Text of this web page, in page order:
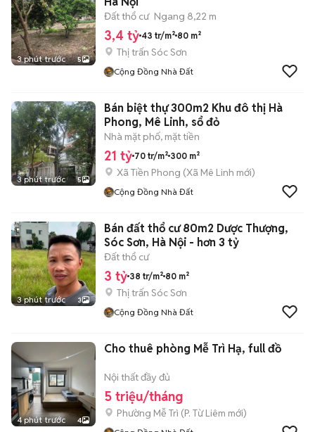
3 phút trước 5
Đất thổ cư Ngang 8,22 m
3,4 tỷ 43 tr/m² 80 m²
Thị trấn Sóc Sơn
Cộng Đồng Nhà Đất
3 phút trước 5
Bán biệt thự 300m2 Khu đô thị Hà
Phong, Mê Linh, sổ đỏ
Nhà mặt phố, mặt tiền
21 tỷ 70 tr/m² 300 m²
Xã Tiền Phong (Xã Mê Linh mới)
Cộng Đồng Nhà Đất
3 phút trước 3
Bán đất thổ cư 80m2 Dược Thượng,
Sóc Sơn, Hà Nội - hơn 3 tỷ
Đất thổ cư
3 tỷ 38 tr/m² 80 m²
Thị trấn Sóc Sơn
Cộng Đồng Nhà Đất
4 phút trước 4
Cho thuê phòng Mễ Trì Hạ, full đồ
Nội thất đầy đủ
5 triệu/tháng
Phường Mễ Trì (P. Từ Liêm mới)